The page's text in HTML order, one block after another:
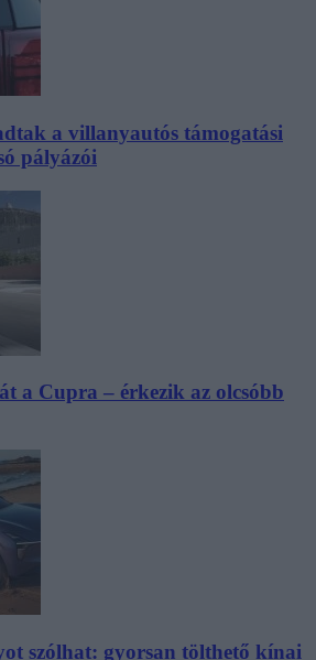
a villanyautós támogatási
pályázói
a Cupra – érkezik az olcsóbb
szólhat: gyorsan tölthető kínai